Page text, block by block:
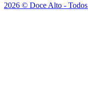
2026 © Doce Alto - Todos